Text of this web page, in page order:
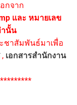
กจาก
และ หมายเลข
านั้น
ชาสัมพันธ์มาเพื่อ
, เอกสารสำนักงาน